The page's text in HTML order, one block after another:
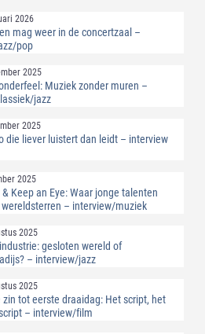
2026
mag weer in de concertzaal –
pop
2025
Muziek zonder muren –
jazz
2025
die liever luistert dan leidt – interview
2025
Keep an Eye: Waar jonge talenten
– interview/muziek
2025
gesloten wereld of
– interview/jazz
2025
zin tot eerste draaidag: Het script, het
– interview/film